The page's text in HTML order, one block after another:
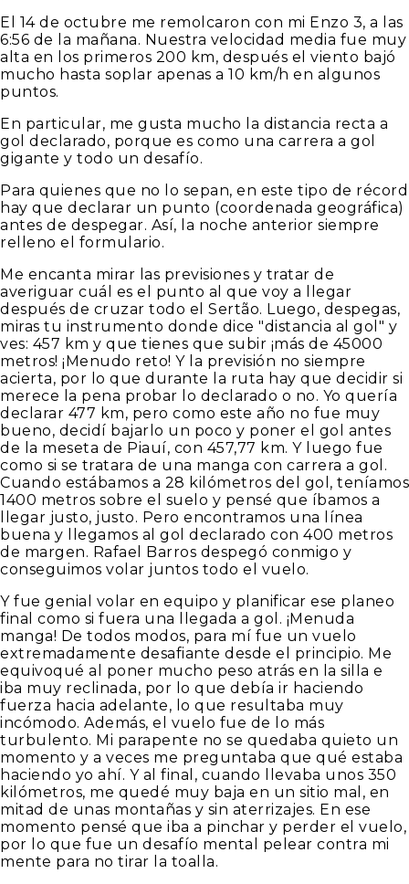
El 14 de octubre me remolcaron con mi Enzo 3, a las
6:56 de la mañana. Nuestra velocidad media fue muy
alta en los primeros 200 km, después el viento bajó
mucho hasta soplar apenas a 10 km/h en algunos
puntos.
En particular, me gusta mucho la distancia recta a
gol declarado, porque es como una carrera a gol
gigante y todo un desafío.
Para quienes que no lo sepan, en este tipo de récord
hay que declarar un punto (coordenada geográfica)
antes de despegar. Así, la noche anterior siempre
relleno el formulario.
Me encanta mirar las previsiones y tratar de
averiguar cuál es el punto al que voy a llegar
después de cruzar todo el Sertão. Luego, despegas,
miras tu instrumento donde dice "distancia al gol" y
ves: 457 km y que tienes que subir ¡más de 45000
metros! ¡Menudo reto! Y la previsión no siempre
acierta, por lo que durante la ruta hay que decidir si
merece la pena probar lo declarado o no. Yo quería
declarar 477 km, pero como este año no fue muy
bueno, decidí bajarlo un poco y poner el gol antes
de la meseta de Piauí, con 457,77 km. Y luego fue
como si se tratara de una manga con carrera a gol.
Cuando estábamos a 28 kilómetros del gol, teníamos
1400 metros sobre el suelo y pensé que íbamos a
llegar justo, justo. Pero encontramos una línea
buena y llegamos al gol declarado con 400 metros
de margen. Rafael Barros despegó conmigo y
conseguimos volar juntos todo el vuelo.
Y fue genial volar en equipo y planificar ese planeo
final como si fuera una llegada a gol. ¡Menuda
manga! De todos modos, para mí fue un vuelo
extremadamente desafiante desde el principio. Me
equivoqué al poner mucho peso atrás en la silla e
iba muy reclinada, por lo que debía ir haciendo
fuerza hacia adelante, lo que resultaba muy
incómodo. Además, el vuelo fue de lo más
turbulento. Mi parapente no se quedaba quieto un
momento y a veces me preguntaba que qué estaba
haciendo yo ahí. Y al final, cuando llevaba unos 350
kilómetros, me quedé muy baja en un sitio mal, en
mitad de unas montañas y sin aterrizajes. En ese
momento pensé que iba a pinchar y perder el vuelo,
por lo que fue un desafío mental pelear contra mi
mente para no tirar la toalla.